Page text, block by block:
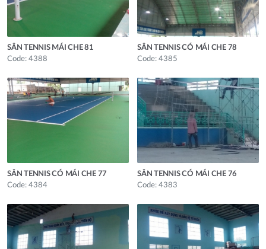
SÂN TENNIS MÁI CHE 81
Code: 4388
SÂN TENNIS CÓ MÁI CHE 78
Code: 4385
SÂN TENNIS CÓ MÁI CHE 77
Code: 4384
SÂN TENNIS CÓ MÁI CHE 76
Code: 4383